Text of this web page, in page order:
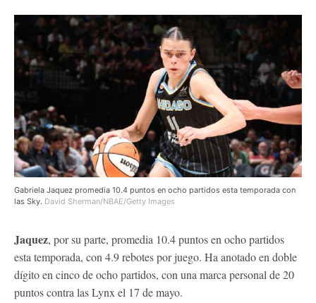
Gabriela Jaquez promedia 10.4 puntos en ocho partidos esta temporada con
las Sky. David Sherman/NBAE/Getty Images
Jaquez, por su parte, promedia 10.4 puntos en ocho partidos
esta temporada, con 4.9 rebotes por juego. Ha anotado en doble
dígito en cinco de ocho partidos, con una marca personal de 20
puntos contra las Lynx el 17 de mayo.